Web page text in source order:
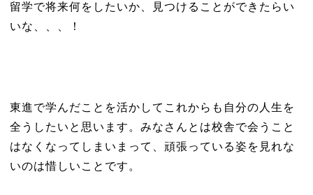
留学で将来何をしたいか、見つけることができたらい
いな、、、！
東進で学んだことを活かしてこれからも自分の人生を
全うしたいと思います。みなさんとは校舎で会うこと
はなくなってしまいまって、頑張っている姿を見れな
いのは惜しいことです。